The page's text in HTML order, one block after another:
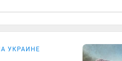
УКРАИНЕ